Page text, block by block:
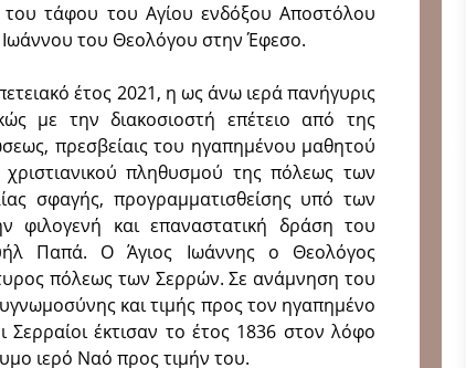
του τάφου του Αγίου ενδόξου Αποστόλου
Ιωάννου του Θεολόγου στην Έφεσο.
έτος 2021, η ως άνω ιερά πανήγυρις
με την διακο­σιοστή επέτειο από της
πρεσβείαις του ηγαπημένου μαθητού
πληθυσμού της πόλεως των
σφαγής, προγραμματισθείσης υπό των
φιλογενή και επαναστατική δράση του
Παπά. Ο Άγιος Ιωάν­νης ο Θεολόγος
πόλεως των Σερρών. Σε ανάμνηση του
και τιμής προς τον ηγαπημένο
έκτισαν το έτος 1836 στον λόφο
ιερό Ναό προς τιμήν του.